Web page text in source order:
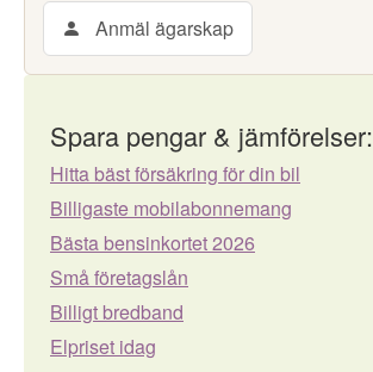
Anmäl ägarskap
Spara pengar & jämförelser:
Hitta bäst försäkring för din bil
Billigaste mobilabonnemang
Bästa bensinkortet 2026
Små företagslån
Billigt bredband
Elpriset idag